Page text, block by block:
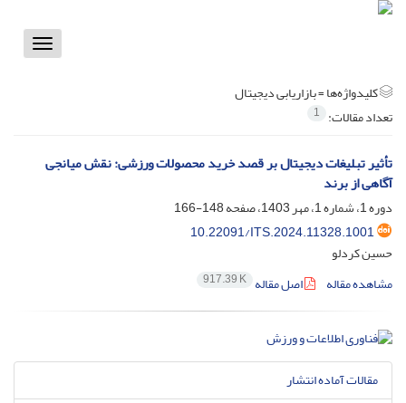
Toggle
کلیدواژه‌ها =بازاریابی دیجیتال
تعداد مقالات: 1
تأثیر تبلیغات دیجیتال بر قصد خرید محصولات ورزشی: نقش میانجی
آگاهی از برند
دوره 1، شماره 1، مهر 1403، صفحه
148-166
10.22091/ITS.2024.11328.1001
حسین کردلو
مشاهده مقاله
اصل مقاله 917.39 K
مقالات آماده انتشار